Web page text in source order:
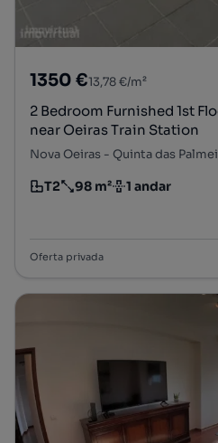
1350 €13,78 €/m²
2 Bedroom Furnished 1st
near Oeiras Train Station
Tipologia
T2
Preço por metro quadrado
98 m²
Andar 1 andar
Oferta privada